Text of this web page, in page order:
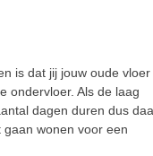
is dat jij jouw oude vloer
ondervloer. Als de laag
dagen duren dus
wonen voor een